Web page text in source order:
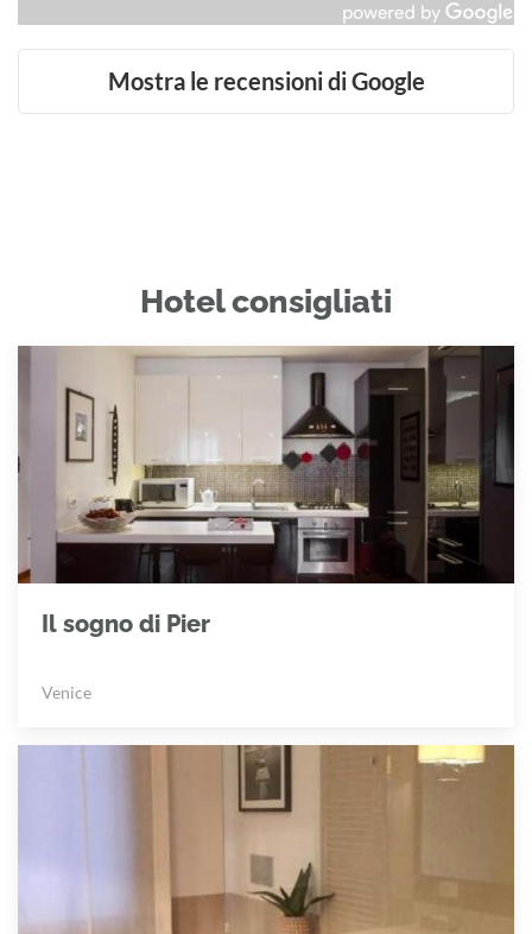
Mostra le recensioni di Google
Hotel consigliati
Il sogno di Pier
Venice